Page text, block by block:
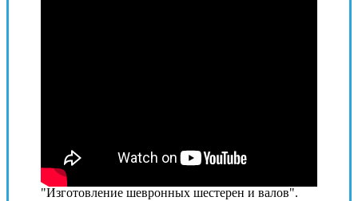
"Изготовление шевронных шестерен и валов".